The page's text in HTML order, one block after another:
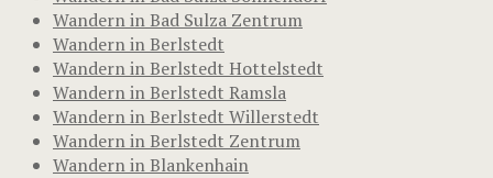
Wandern in Bad Sulza Zentrum
Wandern in Berlstedt
Wandern in Berlstedt Hottelstedt
Wandern in Berlstedt Ramsla
Wandern in Berlstedt Willerstedt
Wandern in Berlstedt Zentrum
Wandern in Blankenhain